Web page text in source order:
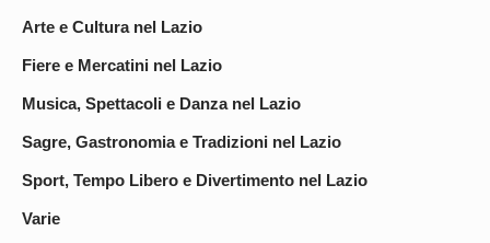
Arte e Cultura nel Lazio
Fiere e Mercatini nel Lazio
Musica, Spettacoli e Danza nel Lazio
Sagre, Gastronomia e Tradizioni nel Lazio
Sport, Tempo Libero e Divertimento nel Lazio
Varie